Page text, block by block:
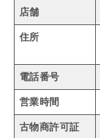
店舗
住所
電話番号
営業時間
古物商許可証